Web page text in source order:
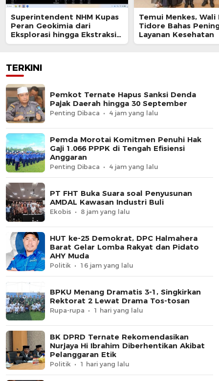
Superintendent NHM Kupas
Peran Geokimia dari
Eksplorasi hingga Ekstraksi
dalam Webinar MGEI-SC UNG
Temui Menkes, Wali
Tidore Bahas
Layanan Kesehatan
TERKINI
Pemkot Ternate Hapus Sanksi Denda
Pajak Daerah hingga 30 September
Penting Dibaca 4 jam yang lalu
Pemda Morotai Komitmen Penuhi Hak
Gaji 1.066 PPPK di Tengah Efisiensi
Anggaran
Penting Dibaca 4 jam yang lalu
PT FHT Buka Suara soal Penyusunan
AMDAL Kawasan Industri Buli
Ekobis 8 jam yang lalu
HUT ke-25 Demokrat, DPC Halmahera
Barat Gelar Lomba Rakyat dan Pidato
AHY Muda
Politik 16 jam yang lalu
BPKU Menang Dramatis 3-1, Singkirkan
Rektorat 2 Lewat Drama Tos-tosan
Rupa-rupa 1 hari yang lalu
BK DPRD Ternate Rekomendasikan
Nurjaya Hi Ibrahim Diberhentikan Akibat
Pelanggaran Etik
Politik 1 hari yang lalu